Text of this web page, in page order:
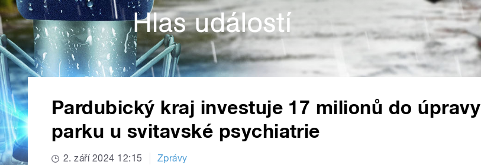
Pardubický kraj investuje 17 milionů do úpravy
parku u svitavské psychiatrie
2. září 2024 12:15 Zprávy